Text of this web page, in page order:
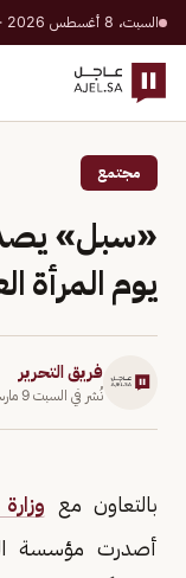
السبت، 8 أغسطس 2026 · 25 صفر 1448 هـ
مجتمع
«سبل»
يوم المرأة
فريق التحرير
نُشر في السبت 9 مارس 2024
بالتعاون مع
أصدرت مؤسسة